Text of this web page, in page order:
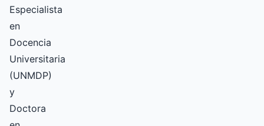
Especialista
en
Docencia
Universitaria
(UNMDP)
y
Doctora